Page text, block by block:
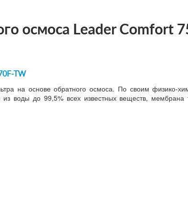
осмоса Leader Comfort
TW
на основе обратного осмоса. По своим физико-
воды до 99,5% всех известных веществ,